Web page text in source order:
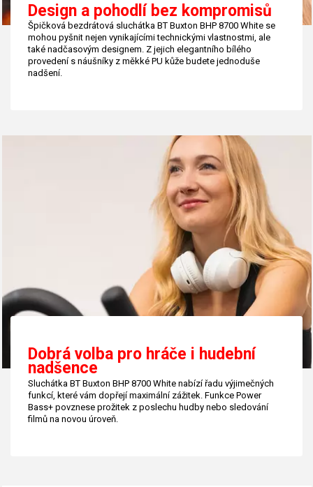
Design a pohodlí bez kompromisů
Špičková bezdrátová sluchátka BT Buxton BHP 8700 White se
mohou pyšnit nejen vynikajícími technickými vlastnostmi, ale
také nadčasovým designem. Z jejich elegantního bílého
provedení s náušníky z měkké PU kůže budete jednoduše
nadšení.
Dobrá volba pro hráče i hudební
nadšence
Sluchátka BT Buxton BHP 8700 White nabízí řadu výjimečných
funkcí, které vám dopřejí maximální zážitek. Funkce Power
Bass+ povznese prožitek z poslechu hudby nebo sledování
filmů na novou úroveň.